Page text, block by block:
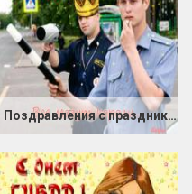
Поздравления с праздником ГАИ (ГИБДД)